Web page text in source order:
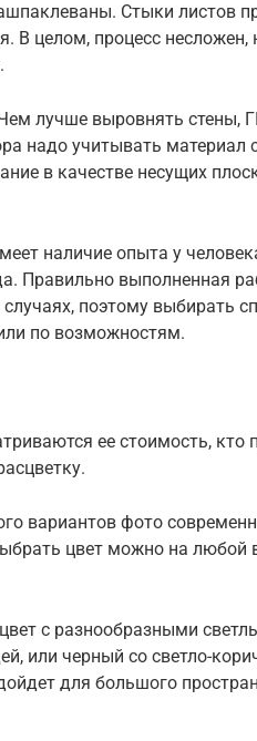
Стыки листов
В целом, процесс несложен,
лучше выровнять стены,
надо учитывать материал
в качестве несущих
наличие опыта у
Правильно выполненная
поэтому выбирать
по возможностям.
ее стоимость, кто
вариантов фото
цвет можно на любой
с разнообразными
или черный со светло-
для большого